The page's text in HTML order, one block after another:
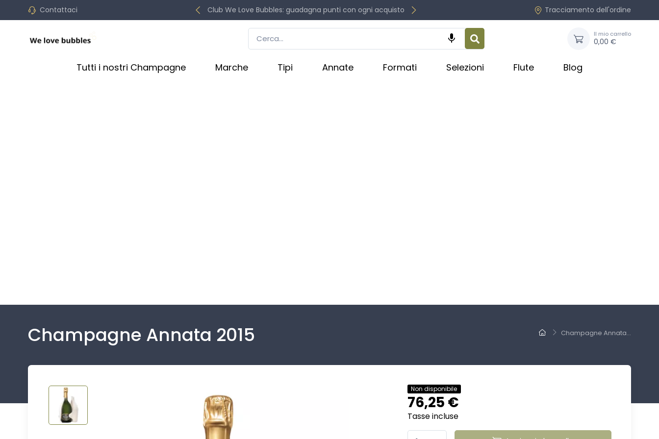
Contattaci Club We Love Bubbles: guadagna punti con ogni acquisto Tracciamento dell'ordine
 Il mio carrello
0,00 €
Tutti i nostri Champagne Marche Tipi Annate Formati Selezioni Flute Blog
Champagne Annata...
Champagne Annata 2015
Non disponibile
76,25 €
Tasse incluse